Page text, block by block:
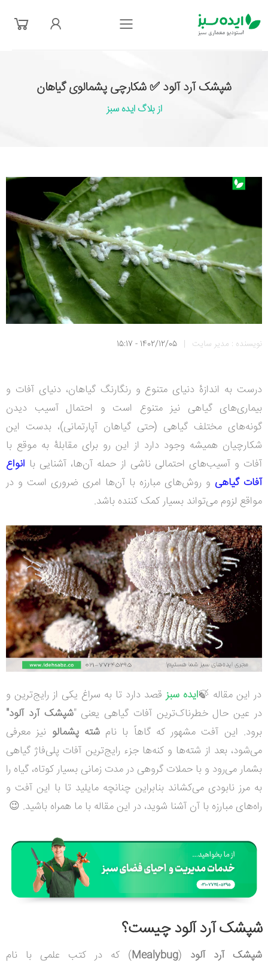
فهرست
شپشک آرد آلود ✅ شکارچی پشمالوی گیاهان
از بلاگ ایده سبز
نویسنده : مدیر سایت |
1402/12/05 - 15:17
درست به اندازۀ دنیای متنوع و رنگارنگ گیاهان، دنیای آفات و
بیماری‌های گیاهی نیز متنوع است و احتمال آسیب دیدن
گونه‌های مختلف گیاهی (حتی گیاهان آپارتمانی)، بدست این
شکارچیان همیشه وجود دارد از این رو برای مقابلۀ به موقع با
آفات و آسیب‌های احتمالی ناشی از حمله آن‌ها، آشنایی با انواع
آفات گیاهی و روش‌های مبارزه با آن‌ها امری ضروری است و در
مواقع لزوم می‌تواند بسیار کمک کننده باشد.
در این مقاله 🍃ایده سبزقصد دارد تا به سراغ یکی از رایج‌ترین و
در عین حال خطرناک‌ترین آفات گیاهی یعنی "شپشک آرد آلود"
برود. این آفت مشهور که گاهاً با نامشته پشمالو نیز معرفی
می‌شود، بعد از شته‌ها و کنه‌ها جزء رایج‌ترین آفات پلی‌فاژ گیاهی
بشمار می‌رود و با حملات گروهی در مدت زمانی بسیار کوتاه، گیاه را
به مرز نابودی می‌کشاند بنابراین چنانچه مایلید تا با این آفت و
راه‌های مبارزه با آن آشنا شوید، در این مقاله با ما همراه باشید. 😉
شپشک آرد آلود چیست؟
شپشک آرد آلود (
Mealybug) که در کتب علمی با نام